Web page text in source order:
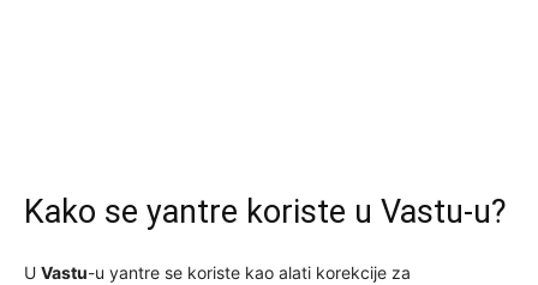
Kako se yantre koriste u Vastu-u?
U Vastu-u yantre se koriste kao alati korekcije za